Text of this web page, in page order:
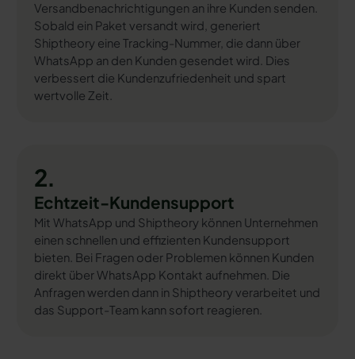
Versandbenachrichtigungen an ihre Kunden senden.
Sobald ein Paket versandt wird, generiert
Shiptheory eine Tracking-Nummer, die dann über
WhatsApp an den Kunden gesendet wird. Dies
verbessert die Kundenzufriedenheit und spart
wertvolle Zeit.
2.
Echtzeit-Kundensupport
Mit WhatsApp und Shiptheory können Unternehmen
einen schnellen und effizienten Kundensupport
bieten. Bei Fragen oder Problemen können Kunden
direkt über WhatsApp Kontakt aufnehmen. Die
Anfragen werden dann in Shiptheory verarbeitet und
das Support-Team kann sofort reagieren.